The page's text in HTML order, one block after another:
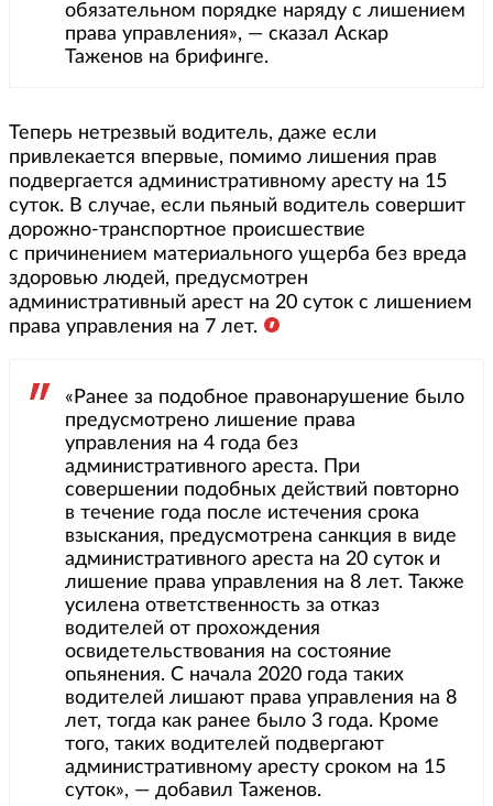
обязательном порядке наряду с лишением
права управления», — сказал Аскар
Таженов на брифинге.
Теперь нетрезвый водитель, даже если
привлекается впервые, помимо лишения прав
подвергается административному аресту на 15
суток. В случае, если пьяный водитель совершит
дорожно-транспортное происшествие
с причинением материального ущерба без вреда
здоровью людей, предусмотрен
административный арест на 20 суток с лишением
права управления на 7 лет.
«Ранее за подобное правонарушение было
предусмотрено лишение права
управления на 4 года без
административного ареста. При
совершении подобных действий повторно
в течение года после истечения срока
взыскания, предусмотрена санкция в виде
административного ареста на 20 суток и
лишение права управления на 8 лет. Также
усилена ответственность за отказ
водителей от прохождения
освидетельствования на состояние
опьянения. С начала 2020 года таких
водителей лишают права управления на 8
лет, тогда как ранее было 3 года. Кроме
того, таких водителей подвергают
административному аресту сроком на 15
суток», — добавил Таженов.